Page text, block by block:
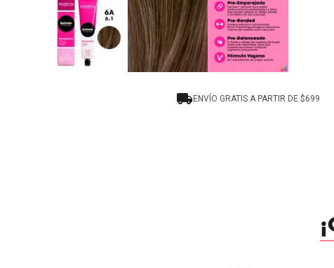
ENVÍO GRATIS A PARTIR DE $699